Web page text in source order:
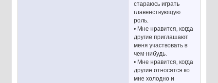
стараюсь играть
главенствующую
роль.
• Мне нравится, когда
другие приглашают
меня участвовать в
чем-нибудь.
• Мне нравится, когда
другие относятся ко
мне холодно и